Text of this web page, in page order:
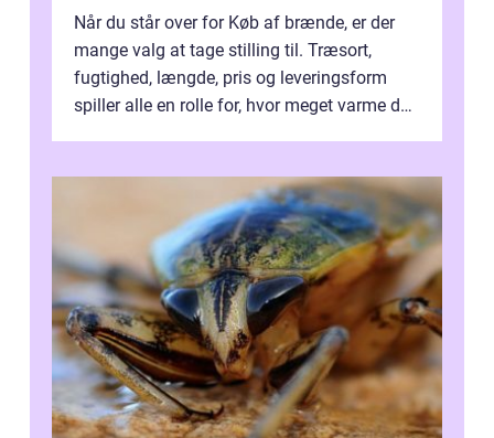
Når du står over for Køb af brænde, er der
mange valg at tage stilling til. Træsort,
fugtighed, længde, pris og leveringsform
spiller alle en rolle for, hvor meget varme du